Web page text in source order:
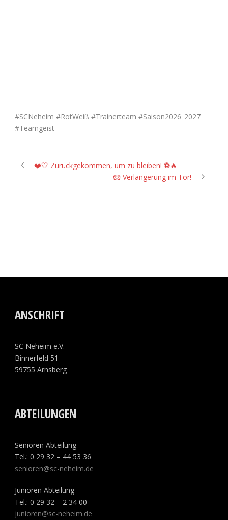
#SCNeheim #RotWeiß #Trainerteam #Saison2026_2027
#Teamgeist
❤️🤍 Zurückgekommen, um zu bleiben! ⚽🔥
🧤 Verlängerung im Tor!
ANSCHRIFT
SC Neheim e.V.
Binnerfeld 51
59755 Arnsberg
ABTEILUNGEN
Senioren Abteilung
Tel.: 0 29 32 – 44 53 36
senioren@sc-neheim.de
Junioren Abteilung
Tel.: 0 29 32 – 2 34 00
junioren@sc-neheim.de